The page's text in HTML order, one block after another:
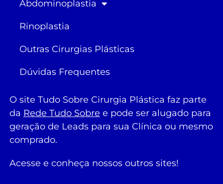
Abdominoplastia
Rinoplastia
Outras Cirurgias Plásticas
Dúvidas Frequentes
O site Tudo Sobre Cirurgia Plástica faz parte
da Rede Tudo Sobre e pode ser alugado para
geração de Leads para sua Clínica ou mesmo
comprado.
Acesse e conheça nossos outros sites!